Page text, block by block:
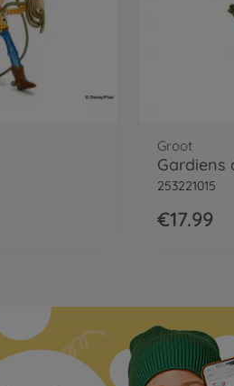
Groot
253221015
€17.99